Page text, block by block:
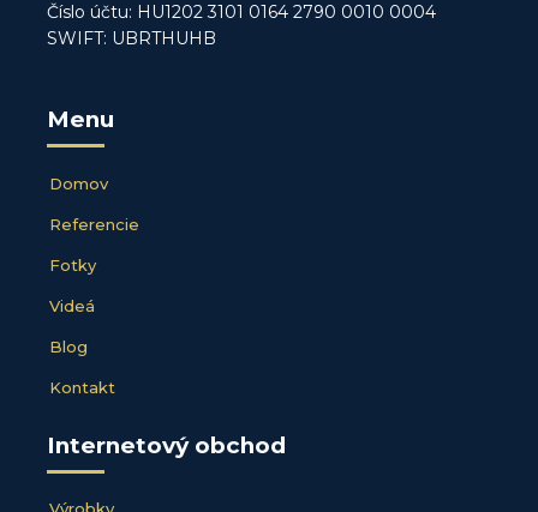
Číslo účtu: HU1202 3101 0164 2790 0010 0004
SWIFT: UBRTHUHB
Menu
Domov
Referencie
Fotky
Videá
Blog
Kontakt
Internetový obchod